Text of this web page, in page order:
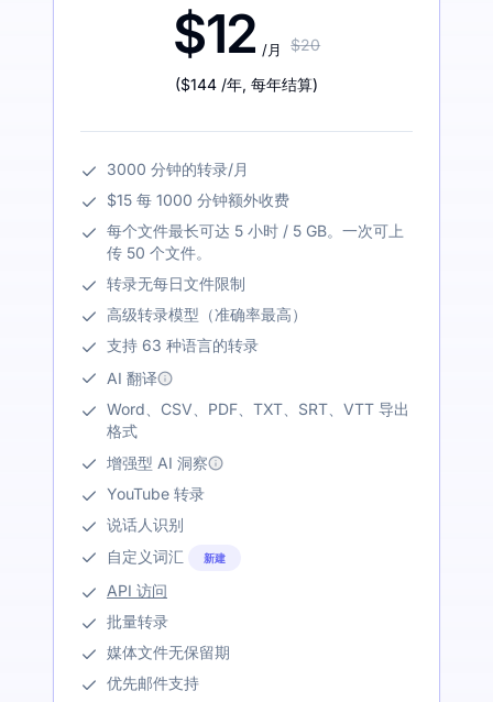
$12 /月 $20
($144 /年, 每年结算)
3000 分钟的转录/月
$15 每 1000 分钟额外收费
每个文件最长可达 5 小时 / 5 GB。一次可上
传 50 个文件。
转录无每日文件限制
高级转录模型（准确率最高）
支持 63 种语言的转录
AI 翻译
Word、CSV、PDF、TXT、SRT、VTT 导出
格式
增强型 AI 洞察
YouTube 转录
说话人识别
自定义词汇
新建
API 访问
批量转录
媒体文件无保留期
优先邮件支持